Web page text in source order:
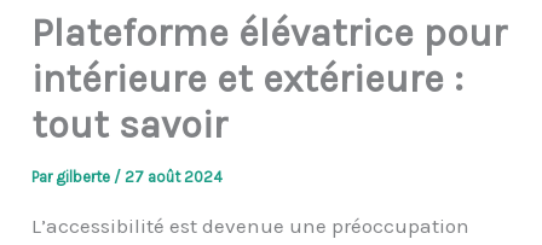
Plateforme élévatrice pour
intérieure et extérieure :
tout savoir
Par gilberte /27 août 2024
L’accessibilité est devenue une préoccupation